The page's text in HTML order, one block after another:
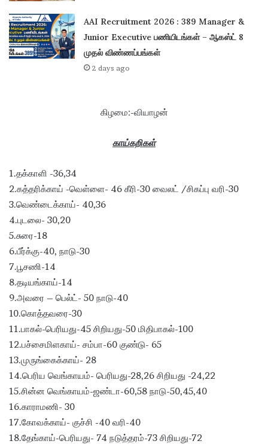
AAI Recruitment 2026 : 389 Manager &
Junior Executive பணியிடங்கள் – ஆகஸ்ட் 8
முதல் விண்ணப்பங்கள்
2 days ago
கிழமை:-வியாழன்
காய்கறிகள்
1.தக்காளி -36,34
2.கத்தரிக்காய் -வெள்ளை- 46 கீரி-30 வைலட் /சிகப்பு வரி-30
3.வெண்டைக்காய்- 40,36
4.புடலை- 30,20
5.சுரை-18
6.பீர்க்கு-40, நாடு-30
7.பூசணி-14
8.தடியங்காய்-14
9.அவரை – பெல்ட்- 50 நாடு-40
10.கொத்தவரை-30
11.பாகல்-பெரியது-45 சிறியது-50 மிதிபாகல்-100
12.பச்சைமிளகாய்- சம்பா-60 குண்டு- 65
13.முருங்கைக்காய்- 28
14.பெரிய வெங்காயம்- பெரியது-28,26 சிறியது -24,22
15.சின்ன வெங்காயம்-ஜண்டா-60,58 நாடு-50,45,40
16.காராமணி- 30
17.கோவக்காய்- குச்சி -40 வரி-40
18.தேங்காய்-பெரியது- 74 நடுத்தரம்-73 சிறியது-72